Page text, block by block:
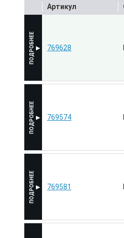
Артикул
769574
769581
769628